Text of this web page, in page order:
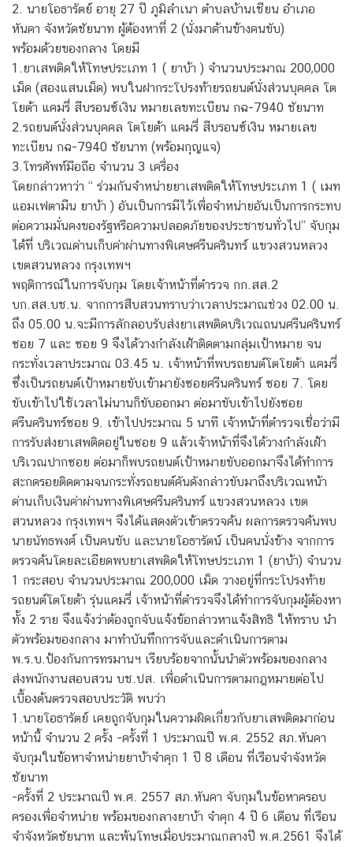
2. นายโอธารัตย์ อายุ 27 ปี ภูมิลำเนา ตำบลบ้านเชียน อำเภอ
หันคา จังหวัดชัยนาท ผู้ต้องหาที่ 2 (นั่งมาด้านข้างคนขับ)
พร้อมด้วยของกลาง โดยมี
1.ยาเสพติดให้โทษประเภท 1 ( ยาบ้า ) จำนวนประมาณ 200,000
เม็ด (สองแสนเม็ด) พบในฝากระโปรงท้ายรถยนต์นั่งส่วนบุคคล โต
โยต้า แคมรี่ สีบรอนซ์เงิน หมายเลขทะเบียน กฉ-7940 ชัยนาท
2.รถยนต์นั่งส่วนบุคคล โตโยต้า แคมรี่ สีบรอนซ์เงิน หมายเลข
ทะเบียน กฉ-7940 ชัยนาท (พร้อมกุญแจ)
3.โทรศัพท์มือถือ จำนวน 3 เครื่อง
โดยกล่าวหาว่า “ ร่วมกันจำหน่ายยาเสพติดให้โทษประเภท 1 ( เมท
แอมเฟตามีน ยาบ้า ) อันเป็นการมีไว้เพื่อจำหน่ายอันเป็นการกระทบ
ต่อความมั่นคงของรัฐหรือความปลอดภัยของประชาชนทั่วไป” จับกุม
ได้ที่ บริเวณด่านเก็บค่าผ่านทางพิเศษศรีนครินทร์ แขวงสวนหลวง
เขตสวนหลวง กรุงเทพฯ
พฤติการณ์ในการจับกุม โดยเจ้าหน้าที่ตำรวจ กก.สส.2
บก.สส.บช.น. จากการสืบสวนทราบว่าเวลาประมาณช่วง 02.00 น.
ถึง 05.00 น.จะมีการลักลอบรับส่งยาเสพติดบริเวณถนนศรีนครินทร์
ซอย 7 และ ซอย 9 จึงได้วางกำลังเฝ้าติดตามกลุ่มเป้าหมาย จน
กระทั่งเวลาประมาณ 03.45 น. เจ้าหน้าที่พบรถยนต์โตโยต้า แคมรี่
ซึ่งเป็นรถยนต์เป้าหมายขับเข้ามายังซอยศรีนครินทร์ ซอย 7. โดย
ขับเข้าไปใช้เวลาไม่นานก็ขับออกมา ต่อมาขับเข้าไปยังซอย
ศรีนครินทร์ซอย 9. เข้าไปประมาณ 5 นาที เจ้าหน้าที่ตำรวจเชื่อว่ามี
การรับส่งยาเสพติดอยู่ในซอย 9 แล้วเจ้าหน้าที่จึงได้วางกำลังเฝ้า
บริเวณปากซอย ต่อมาก็พบรถยนต์เป้าหมายขับออกมาจึงได้ทำการ
สะกดรอยติดตามจนกระทั่งรถยนต์คันดังกล่าวขับมาถึงบริเวณหน้า
ด่านเก็บเงินค่าผ่านทางพิเศษศรีนครินทร์ แขวงสวนหลวง เขต
สวนหลวง กรุงเทพฯ จึงได้แสดงตัวเข้าตรวจค้น ผลการตรวจค้นพบ
นายนัทธพงศ์ เป็นคนขับ และนายโอธารัตน์ เป็นคนนั่งข้าง จากการ
ตรวจค้นโดยละเอียดพบยาเสพติดให้โทษประเภท 1 (ยาบ้า) จำนวน
1 กระสอบ จำนวนประมาณ 200,000 เม็ด วางอยู่ที่กระโปรงท้าย
รถยนต์โตโยต้า รุ่นแคมรี่ เจ้าหน้าที่ตำรวจจึงได้ทำการจับกุมผู้ต้องหา
ทั้ง 2 ราย จึงแจ้งว่าต้องถูกจับแจ้งข้อกล่าวหาแจ้งสิทธิ ให้ทราบ นำ
ตัวพร้อมของกลาง มาทำบันทึกการจับและดำเนินการตาม
พ.ร.บ.ป้องกันการทรมานฯ เรียบร้อยจากนั้นนำตัวพร้อมของกลาง
ส่งพนักงานสอบสวน บช.ปส. เพื่อดำเนินการตามกฎหมายต่อไป
เบื้องต้นตรวจสอบประวัติ พบว่า
1.นายโอธารัตย์ เคยถูกจับกุมในความผิดเกี่ยวกับยาเสพติดมาก่อน
หน้านี้ จำนวน 2 ครั้ง -ครั้งที่ 1 ประมาณปี พ.ศ. 2552 สภ.หันคา
จับกุมในข้อหาจำหน่ายยาบ้าจำคุก 1 ปี 8 เดือน ที่เรือนจำจังหวัด
ชัยนาท
-ครั้งที่ 2 ประมาณปี พ.ศ. 2557 สภ.หันคา จับกุมในข้อหาครอบ
ครองเพื่อจำหน่าย พร้อมของกลางยาบ้า จำคุก 4 ปี 6 เดือน ที่เรือน
จำจังหวัดชัยนาท และพ้นโทษเมื่อประมาณกลางปี พ.ศ.2561 จึงได้